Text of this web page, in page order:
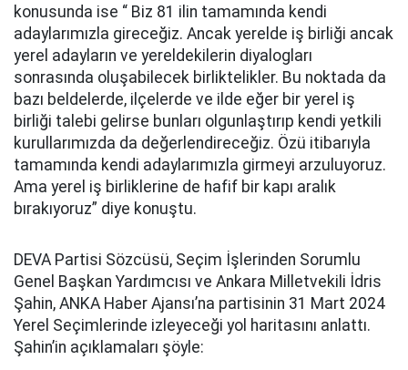
konusunda ise “ Biz 81 ilin tamamında kendi
adaylarımızla gireceğiz. Ancak yerelde iş birliği ancak
yerel adayların ve yereldekilerin diyalogları
sonrasında oluşabilecek birliktelikler. Bu noktada da
bazı beldelerde, ilçelerde ve ilde eğer bir yerel iş
birliği talebi gelirse bunları olgunlaştırıp kendi yetkili
kurullarımızda da değerlendireceğiz. Özü itibarıyla
tamamında kendi adaylarımızla girmeyi arzuluyoruz.
Ama yerel iş birliklerine de hafif bir kapı aralık
bırakıyoruz” diye konuştu.
DEVA Partisi Sözcüsü, Seçim İşlerinden Sorumlu
Genel Başkan Yardımcısı ve Ankara Milletvekili İdris
Şahin, ANKA Haber Ajansı’na partisinin 31 Mart 2024
Yerel Seçimlerinde izleyeceği yol haritasını anlattı.
Şahin’in açıklamaları şöyle: